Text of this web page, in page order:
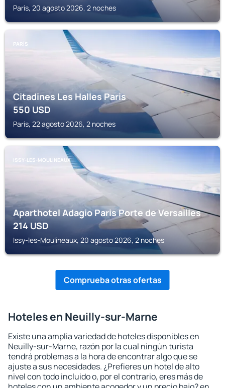
París, 20 agosto 2026, 2 noches
PARÍS
Citadines Les Halles Paris
550USD
París, 22 agosto 2026, 2 noches
ISSY-LES-MOULINEAUX
Aparthotel Adagio Paris Porte de Versailles
214USD
Issy-les-Moulineaux, 20 agosto 2026, 2 noches
Comprueba otras ofertas
Hoteles en Neuilly-sur-Marne
Existe una amplia variedad de hoteles disponibles en
Neuilly-sur-Marne, razón por la cual ningún turista
tendrá problemas a la hora de encontrar algo que se
ajuste a sus necesidades. ¿Prefieres un hotel de alto
nivel con todo incluido o, por el contrario, eres más de